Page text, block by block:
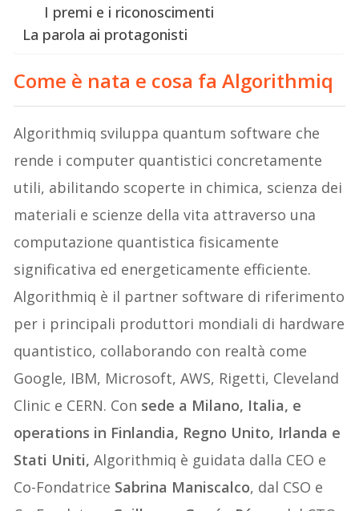
I premi e i riconoscimenti
La parola ai protagonisti
Come è nata e cosa faAlgorithmiq
Algorithmiq sviluppa quantum software che
rende i computer quantistici concretamente
utili, abilitando scoperte in chimica, scienza dei
materiali e scienze della vita attraverso una
computazione quantistica fisicamente
significativa ed energeticamente efficiente.
Algorithmiq è il partner software di riferimento
per i principali produttori mondiali di hardware
quantistico, collaborando con realtà come
Google, IBM, Microsoft, AWS, Rigetti, Cleveland
Clinic e CERN. Con sede a Milano, Italia, e
operations in Finlandia, Regno Unito, Irlanda e
Stati Uniti,Algorithmiq è guidata dalla CEO e
Co-Fondatrice Sabrina Maniscalco, dal CSO e